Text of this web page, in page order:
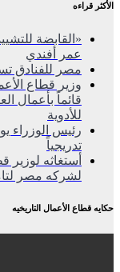
الأكثر قراءه
«القابضة
عمر أفندي
مصر للفنادق تستهدف 1.2 مليار جنيه
وزير قطاع
قائماً بأعمال
للأدوية
رئيس الوزراء
تدريجياً
أستغاثه لوزير
لشركه مصر
حكايه قطاع الأعمال التاريخيه